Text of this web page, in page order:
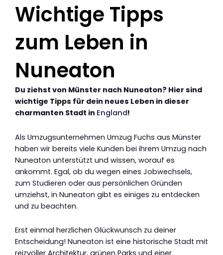
Wichtige Tipps
zum Leben in
Nuneaton
Du ziehst von Münster nach Nuneaton? Hier sind
wichtige Tipps für dein neues Leben in dieser
charmanten Stadt in England!
Als Umzugsunternehmen Umzug Fuchs aus Münster
haben wir bereits viele Kunden bei ihrem Umzug nach
Nuneaton unterstützt und wissen, worauf es
ankommt. Egal, ob du wegen eines Jobwechsels,
zum Studieren oder aus persönlichen Gründen
umziehst, in Nuneaton gibt es einiges zu entdecken
und zu beachten.
Erst einmal herzlichen Glückwunsch zu deiner
Entscheidung! Nuneaton ist eine historische Stadt mit